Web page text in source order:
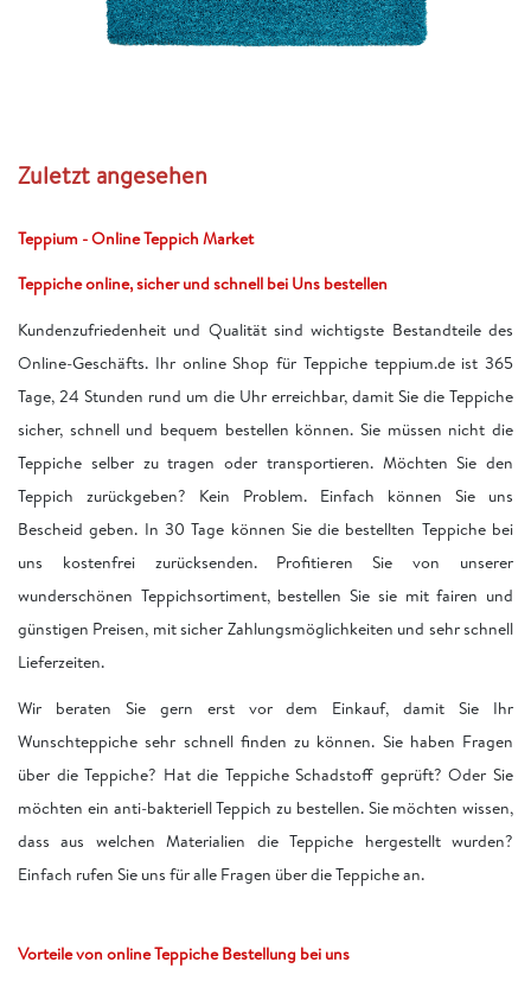
Zuletzt angesehen
Teppium - Online Teppich Market
Teppiche online, sicher und schnell bei Uns bestellen
Kundenzufriedenheit und Qualität sind wichtigste Bestandteile des
Online-Geschäfts. Ihr online Shop für Teppiche teppium.de ist 365
Tage, 24 Stunden rund um die Uhr erreichbar, damit Sie die Teppiche
sicher, schnell und bequem bestellen können. Sie müssen nicht die
Teppiche selber zu tragen oder transportieren. Möchten Sie den
Teppich zurückgeben? Kein Problem. Einfach können Sie uns
Bescheid geben. In 30 Tage können Sie die bestellten Teppiche bei
uns kostenfrei zurücksenden. Profitieren Sie von unserer
wunderschönen Teppichsortiment, bestellen Sie sie mit fairen und
günstigen Preisen, mit sicher Zahlungsmöglichkeiten und sehr schnell
Lieferzeiten.
Wir beraten Sie gern erst vor dem Einkauf, damit Sie Ihr
Wunschteppiche sehr schnell finden zu können. Sie haben Fragen
über die Teppiche? Hat die Teppiche Schadstoff geprüft? Oder Sie
möchten ein anti-bakteriell Teppich zu bestellen. Sie möchten wissen,
dass aus welchen Materialien die Teppiche hergestellt wurden?
Einfach rufen Sie uns für alle Fragen über die Teppiche an.
Vorteile von online Teppiche Bestellung bei uns